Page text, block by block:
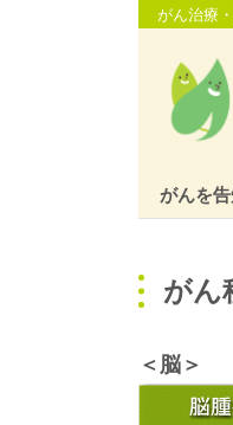
がん治療
がんを
がん
＜脳＞